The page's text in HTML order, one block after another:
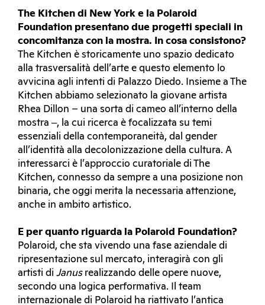
The Kitchen di New York e la Polaroid
Foundation presentano due progetti speciali in
concomitanza con la mostra. In cosa consistono?
The Kitchen è storicamente uno spazio dedicato
alla trasversalità dell’arte e questo elemento lo
avvicina agli intenti di Palazzo Diedo. Insieme a The
Kitchen abbiamo selezionato la giovane artista
Rhea Dillon – una sorta di cameo all’interno della
mostra ‒, la cui ricerca è focalizzata su temi
essenziali della contemporaneità, dal gender
all’identità alla decolonizzazione della cultura. A
interessarci è l’approccio curatoriale di The
Kitchen, connesso da sempre a una posizione non
binaria, che oggi merita la necessaria attenzione,
anche in ambito artistico.
E per quanto riguarda la Polaroid Foundation?
Polaroid, che sta vivendo una fase aziendale di
ripresentazione sul mercato, interagirà con gli
artisti di Janusrealizzando delle opere nuove,
secondo una logica performativa. Il team
internazionale di Polaroid ha riattivato l’antica